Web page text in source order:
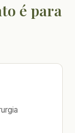
é para